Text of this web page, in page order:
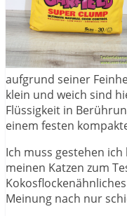
aufgrund seiner
klein und weich sind
Flüssigkeit in
einem festen
Ich muss gestehen
meinen Katzen zum
Meinung nach nur